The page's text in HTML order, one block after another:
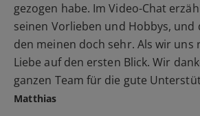
gezogen habe. Im Video-Chat
seinen Vorlieben und Hobbys, und
den meinen doch sehr. Als wir uns
Liebe auf den ersten Blick. Wir
ganzen Team für die gute
Matthias